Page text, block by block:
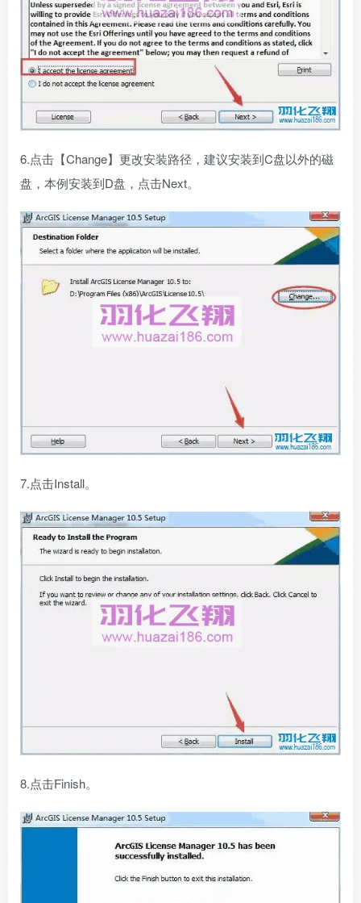
6.点击【Change】更改安装路径，建议安装到C盘以外的磁
盘，本例安装到D盘，点击Next。
7.点击Install。
8.点击Finish。